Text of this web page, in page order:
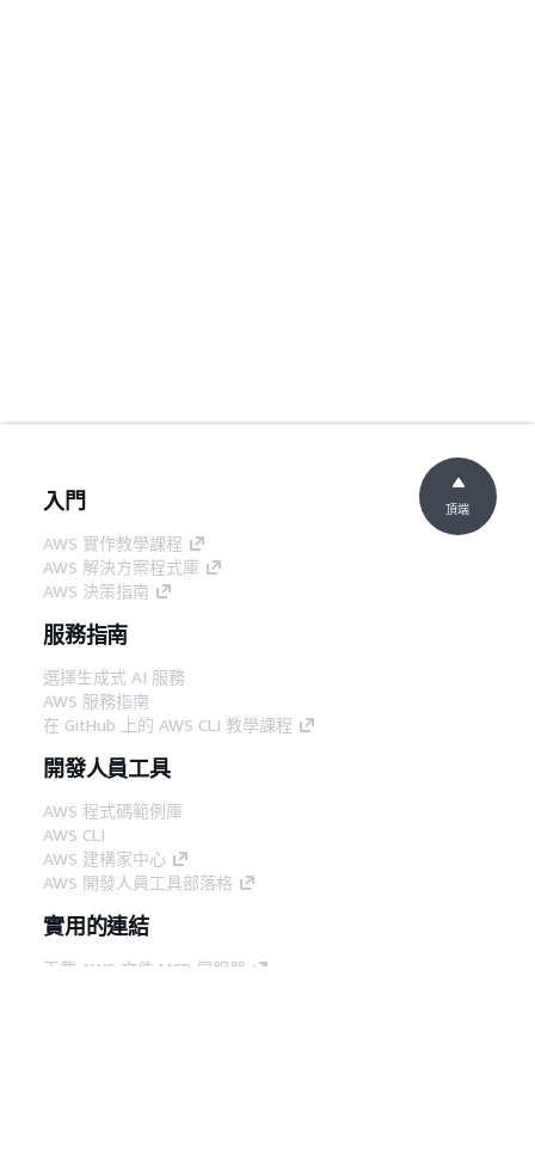
入門
AWS 實作教學課程
AWS 解決方案程式庫
AWS 決策指南
服務指南
選擇生成式 AI 服務
AWS 服務指南
在 GitHub 上的 AWS CLI 教學課程
開發人員工具
AWS 程式碼範例庫
AWS CLI
AWS 建構家中心
AWS 開發人員工具部落格
實用的連結
下載 AWS 文件 MCP 伺服器
頂端